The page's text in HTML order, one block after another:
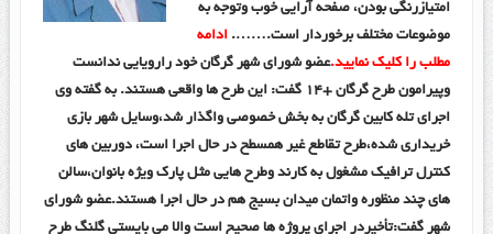
امتیازرنگی بودن، صفحه آرایی خوب وتوجه به
موضوعات مختلف برخوردار است.……. ادامه
مطلب را کلیک نمایید.عضو شورای شهر گرگان خود رارویایی ندانست
وپیرامون طرح گرگان +۱۴ گفت: این طرح ها واقعی هستند. به گفته وی
اجرای تله کابین گرگان به بخش خصوصی واگذار شد،وسایل شهر بازی
خریداری شده،طرح تقاطع غیر همسطح در حال اجرا است، دوربین های
کنترل ترافیک مشغول به کارند وطرح هایی مثل پارک ویژه بانوان،سالن
های چند منظوره واتمان میدان بسیج هم در حال اجرا هستند.عضو شورای
شهر گفت:تأخیردر اجرای پروژه ها صحیح است والا می بایستی گلنگ طرح